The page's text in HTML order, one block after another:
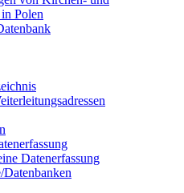
Polen
Datenerfassung
Datenbanken